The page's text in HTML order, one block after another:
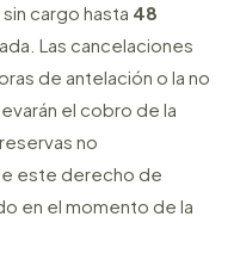
cargo hasta 48
Las cancelaciones
de antelación o la no
el cobro de la
no
este derecho de
en el momento de la